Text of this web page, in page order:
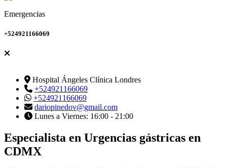
Emergencias
+524921166069
Hospital Ángeles Clínica Londres
+524921166069
+524921166069
dariopinedov@gmail.com
Lunes a Viernes: 16:00 - 21:00
Especialista en Urgencias gástricas en
CDMX